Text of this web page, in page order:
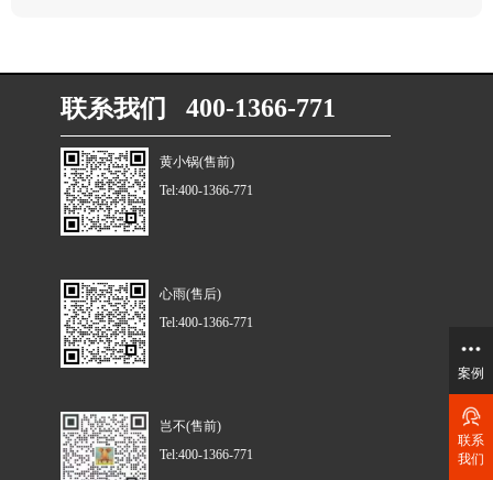
联系我们 400-1366-771
黄小锅(售前)
Tel:400-1366-771
心雨(售后)
Tel:400-1366-771
岂不(售前)
Tel:400-1366-771
案例
联系
我们